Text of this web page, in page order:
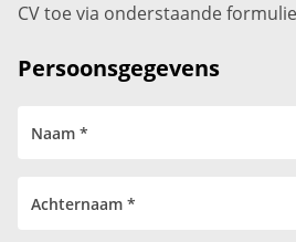
CV toe via onderstaande
Persoonsgegevens